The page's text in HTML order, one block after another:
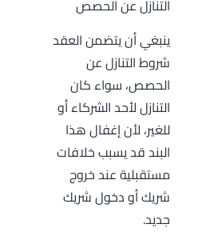
التنازل عن الحصص
ينبغي أن يتضمن العقد
شروط التنازل عن
الحصص، سواء كان
التنازل لأحد الشركاء أو
للغير، لأن إغفال هذا
البند قد يسبب خلافات
مستقبلية عند خروج
شريك أو دخول شريك
جديد.